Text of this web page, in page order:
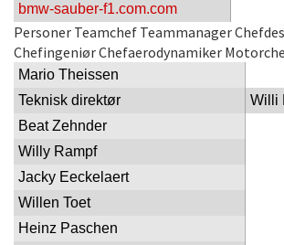
bmw-sauber-f1.com.com
Personer Teamchef Teammanager
ChefingeniørChefaerodynamiker
Mario Theissen
Teknisk direktør
Willi
Beat Zehnder
Willy Rampf
Jacky Eeckelaert
Willen Toet
Heinz Paschen